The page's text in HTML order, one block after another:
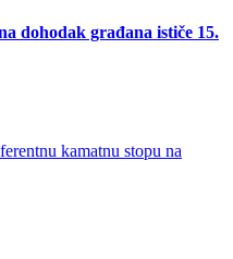
dohodak građana ističe 15.